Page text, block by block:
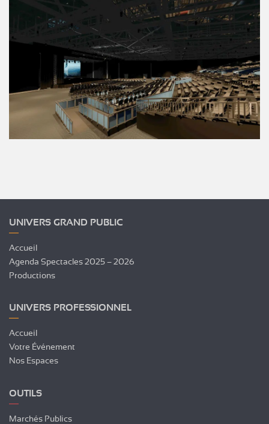
UNIVERS GRAND PUBLIC
Accueil
Agenda Spectacles 2025 – 2026
Productions
UNIVERS PROFESSIONNEL
Accueil
Votre Événement
Nos Espaces
OUTILS
Marchés Publics